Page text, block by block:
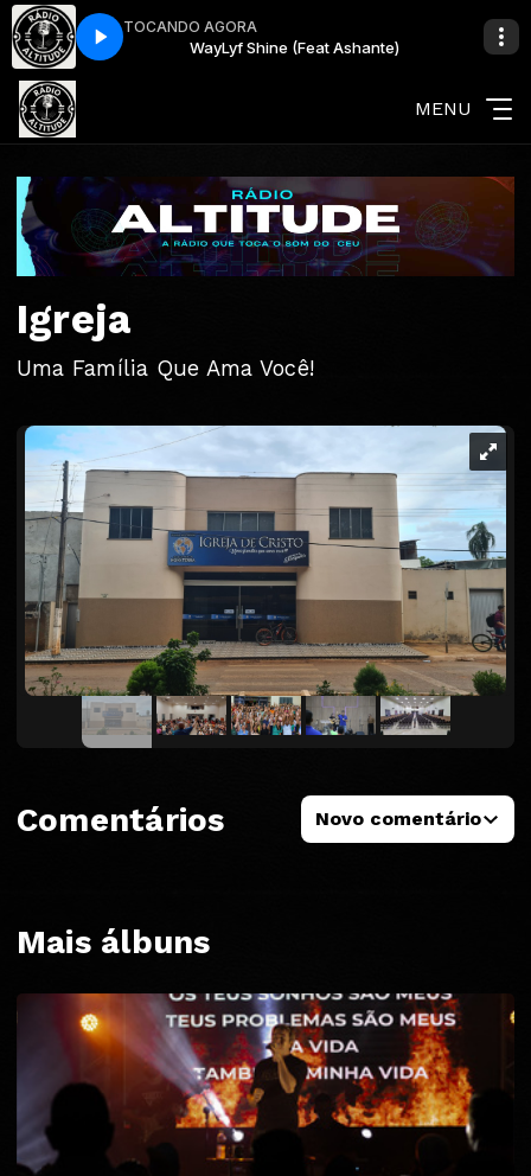
TOCANDO AGORA
WayLyf Shine (Feat Ashante)
MENU
Igreja
Uma Família Que Ama Você!
Mais álbuns
Comentários Novo comentário